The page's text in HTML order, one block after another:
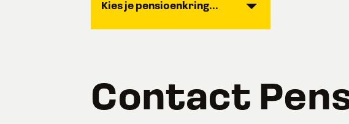
Kies je pensioenkring...
Contact